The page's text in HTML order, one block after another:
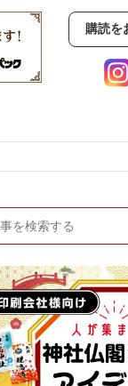
購読を
イベ
統計 人事・移転・
MIS特集
2022 検査